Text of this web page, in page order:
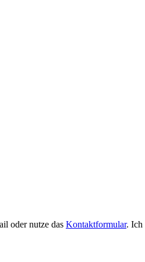
oder nutze das Kontaktformular. Ich